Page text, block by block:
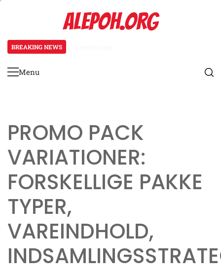
ALEPOH.ORG
BREAKING NEWS
Primary
Menu
PROMO PACK
VARIATIONER:
FORSKELLIGE PAKKE
TYPER,
VAREINDHOLD,